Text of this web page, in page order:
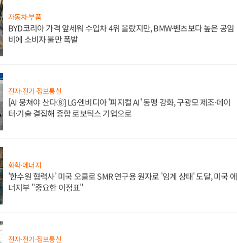
자동차·부품
BYD코리아 가격 앞세워 수입차 4위 올랐지만, BMW·벤츠보다 높은 공임
비에 소비자 불만 폭발
전자·전기·정보통신
[AI 뭉쳐야 산다⑧] LG·엔비디아 '피지컬 AI' 동맹 강화, 구광모 제조·데이
터·기술 결집해 종합 로보틱스 기업으로
화학·에너지
'한수원 협력사' 미국 오클로 SMR 연구용 원자로 '임계 상태' 도달, 미국 에
너지부 "중요한 이정표"
전자·전기·정보통신